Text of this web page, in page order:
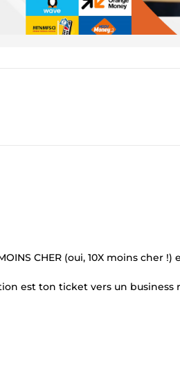
CHER (oui, 10X moins cher !)
est ton ticket vers un business